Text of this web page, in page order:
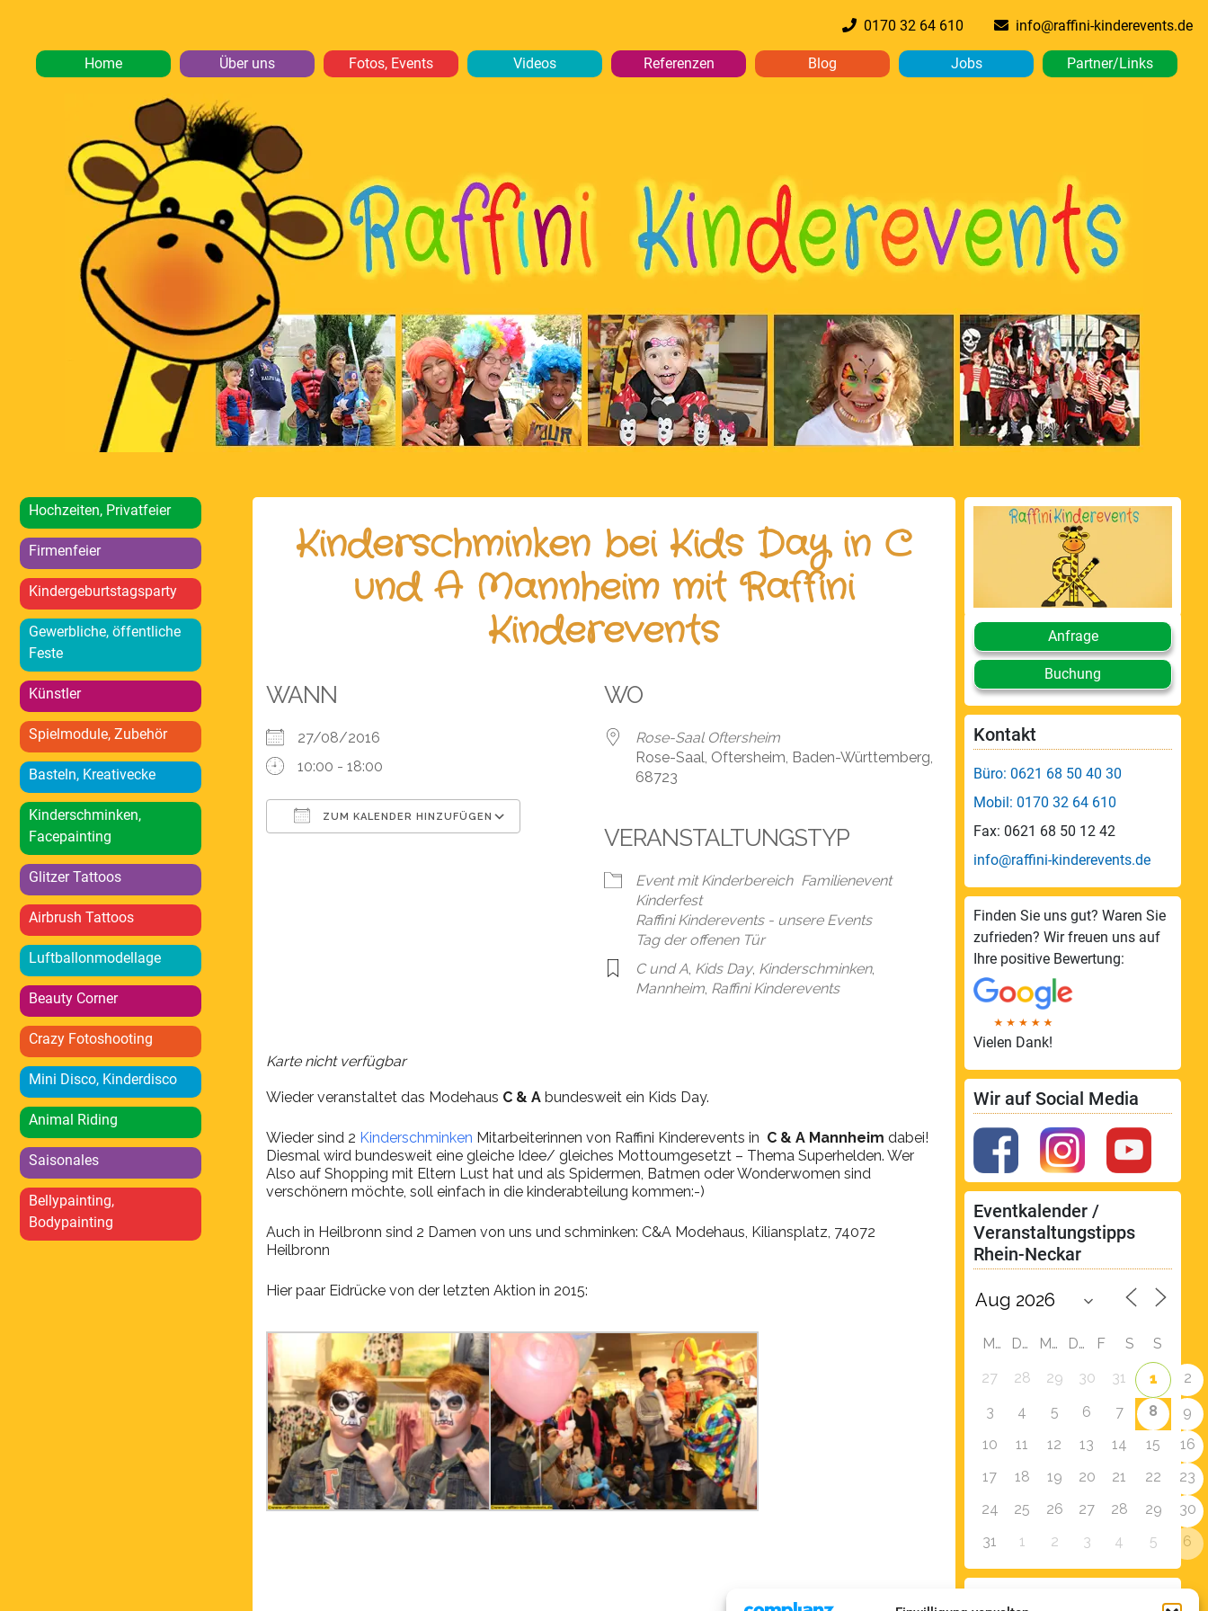
0170 32 64 610 info@raffini-kinderevents.de
Home Über uns Fotos, Events Videos Referenzen Blog Jobs Partner/Links
Hochzeiten, Privatfeier
Firmenfeier
Kindergeburtstagsparty
Gewerbliche, öffentliche
Feste
Künstler
Spielmodule, Zubehör
Basteln, Kreativecke
Kinderschminken,
Facepainting
Glitzer Tattoos
Airbrush Tattoos
Luftballonmodellage
Beauty Corner
Crazy Fotoshooting
Mini Disco, Kinderdisco
Animal Riding
Saisonales
Bellypainting,
Bodypainting
Kinderschminken bei Kids Day in C
und A Mannheim mit Raffini
Kinderevents
WANN
27/08/2016
10:00 - 18:00
ZUM KALENDER HINZUFÜGEN
Google Kalender iCalendar
WO
Rose-Saal Oftersheim
Rose-Saal, Oftersheim, Baden-Württemberg,
68723
VERANSTALTUNGSTYP
Event mit Kinderbereich Familienevent
Kinderfest
Raffini Kinderevents - unsere Events
Tag der offenen Tür
C und A, Kids Day, Kinderschminken,
Mannheim, Raffini Kinderevents
Karte nicht verfügbar
Wieder veranstaltet das Modehaus C & Abundesweit ein Kids Day.
Wieder sind 2 Kinderschminken Mitarbeiterinnen von Raffini Kinderevents in C & A Mannheim dabei!
Diesmal wird bundesweit eine gleiche Idee/ gleiches Mottoumgesetzt – Thema Superhelden. Wer
Also auf Shopping mit Eltern Lust hat und als Spidermen, Batmen oder Wonderwomen sind
verschönern möchte, soll einfach in die kinderabteilung kommen:-)
Auch in Heilbronn sind 2 Damen von uns und schminken: C&A Modehaus, Kiliansplatz, 74072
Heilbronn
Hier paar Eidrücke von der letzten Aktion in 2015:
Anfrage
Buchung
Kontakt
Büro: 0621 68 50 40 30
Mobil: 0170 32 64 610
Fax: 0621 68 50 12 42
info@raffini-kinderevents.de
Finden Sie uns gut? Waren Sie
zufrieden? Wir freuen uns auf
Ihre positive Bewertung:
Vielen Dank!
Wir auf Social Media
Eventkalender /
Veranstaltungstipps
Rhein-Neckar
M D M D F S
S
27
28 29 30 31 1
2
3
4 5 6 7 8
9
10
11 12 13 14 15
16
17
18 19 20 21 22
23
24
25 26 27 28 29
30
31
1 2 3 4 5 6